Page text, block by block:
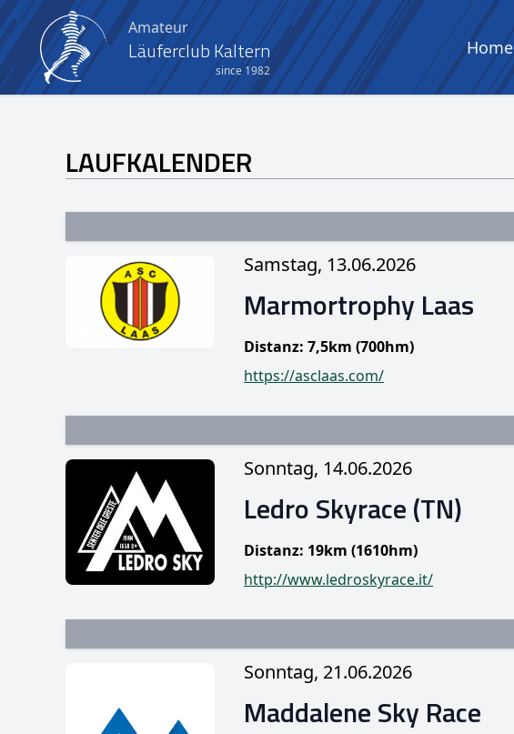
Amateur
Läuferclub Kaltern
since 1982
Home
LAUFKALENDER
Samstag, 13.06.2026
Marmortrophy Laas
Distanz: 7,5km (700hm)
https://asclaas.com/
Sonntag, 14.06.2026
Ledro Skyrace (TN)
Distanz: 19km (1610hm)
http://www.ledroskyrace.it/
Sonntag, 21.06.2026
Maddalene Sky Race